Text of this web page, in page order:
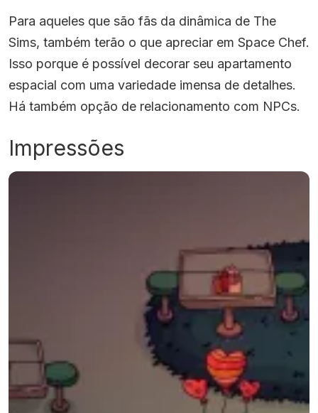
Para aqueles que são fãs da dinâmica de The
Sims, também terão o que apreciar em Space Chef.
Isso porque é possível decorar seu apartamento
espacial com uma variedade imensa de detalhes.
Há também opção de relacionamento com NPCs.
Impressões